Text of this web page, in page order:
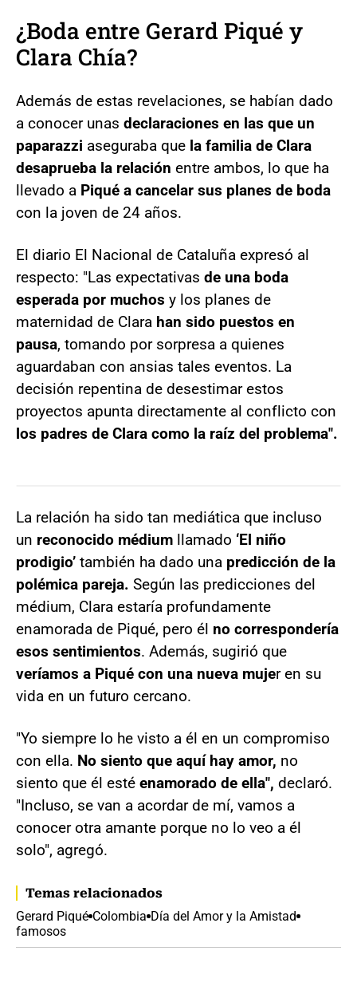
¿Boda entre Gerard Piqué y
Clara Chía?
Además de estas revelaciones, se habían dado
a conocer unas declaraciones en las que un
paparazzi aseguraba que la familia de Clara
desaprueba la relación entre ambos, lo que ha
llevado a Piqué a cancelar sus planes de boda
con la joven de 24 años.
El diario El Nacional de Cataluña expresó al
respecto: "Las expectativas de una boda
esperada por muchos y los planes de
maternidad de Clara han sido puestos en
pausa, tomando por sorpresa a quienes
aguardaban con ansias tales eventos. La
decisión repentina de desestimar estos
proyectos apunta directamente al conflicto con
los padres de Clara como la raíz del problema".
La relación ha sido tan mediática que incluso
un reconocido médium llamado ‘El niño
prodigio’ también ha dado una predicción de la
polémica pareja. Según las predicciones del
médium, Clara estaría profundamente
enamorada de Piqué, pero él no correspondería
esos sentimientos. Además, sugirió que
veríamos a Piqué con una nueva mujer en su
vida en un futuro cercano.
"Yo siempre lo he visto a él en un compromiso
con ella. No siento que aquí hay amor, no
siento que él esté enamorado de ella", declaró.
"Incluso, se van a acordar de mí, vamos a
conocer otra amante porque no lo veo a él
solo", agregó.
Temas relacionados
Gerard Piqué Colombia Día del Amor y la Amistad
famosos